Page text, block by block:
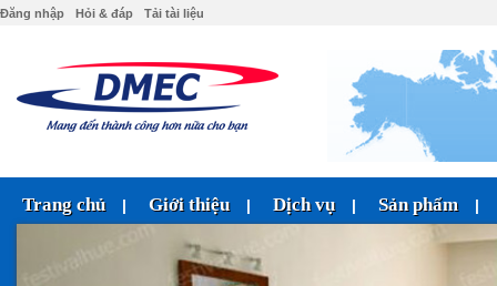
Đăng nhập Hỏi & đáp Tải tài liệu
Trang chủ | Giới thiệu | Dịch vụ | Sản phẩm |